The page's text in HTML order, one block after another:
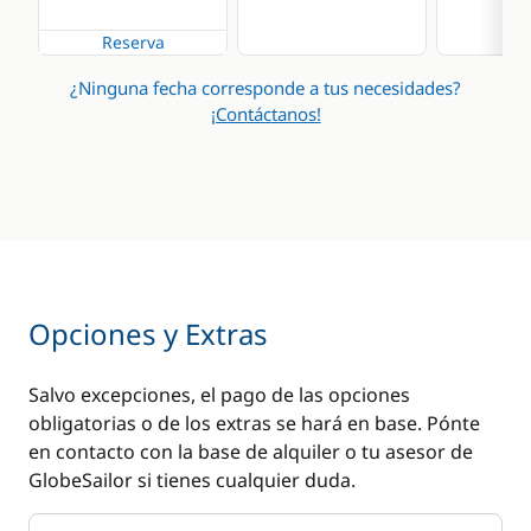
Plataforma de baño
WC eléctrico
Reserva
¿Ninguna fecha corresponde a tus necesidades?
¡Contáctanos!
Opciones y Extras
Salvo excepciones, el pago de las opciones
obligatorias o de los extras se hará en base. Pónte
en contacto con la base de alquiler o tu asesor de
GlobeSailor si tienes cualquier duda.